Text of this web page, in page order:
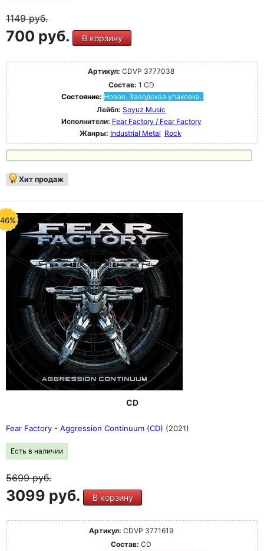
1149руб.
700 руб. В корзину
Артикул: CDVP 3777038
Состав: 1 CD
Состояние: Новое. Заводская упаковка.
Лейбл: Soyuz Music
Исполнители: Fear Factory / Fear Factory
Жанры: Industrial Metal Rock
Хит продаж
CD
Fear Factory - Aggression Continuum (CD) (2021)
Есть в наличии
5699руб.
3099 руб. В корзину
Артикул: CDVP 3771619
Состав: CD